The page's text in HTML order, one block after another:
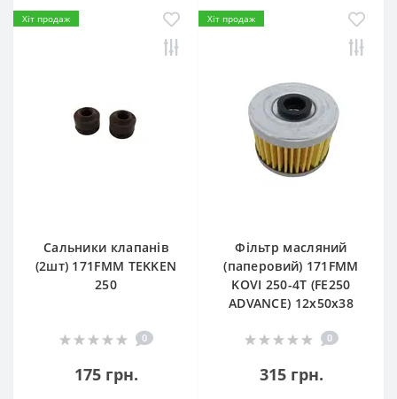
Хіт продаж
Сальники клапанів
(2шт) 171FMM TEKKEN
250
0
175 грн.
Хіт продаж
Фільтр масляний
(паперовий) 171FMM
KOVI 250-4T (FE250
ADVANCE) 12х50х38
0
315 грн.